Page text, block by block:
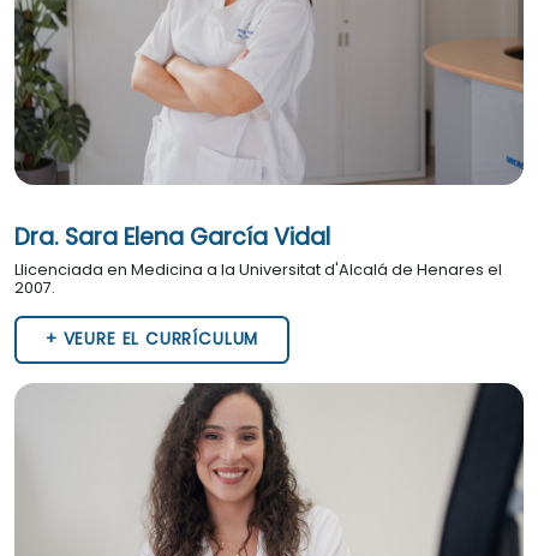
Dra. Sara Elena García Vidal
Llicenciada en Medicina a la Universitat d'Alcalá de Henares el
2007.
+ VEURE EL CURRÍCULUM